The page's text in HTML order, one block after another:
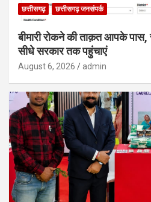
छत्तीसगढ़ छत्तीसगढ़ जनसंपर्क
बीमारी रोकने की ताक़त आपके पास,
सीधे सरकार तक पहुंचाएं
August 6, 2026 admin